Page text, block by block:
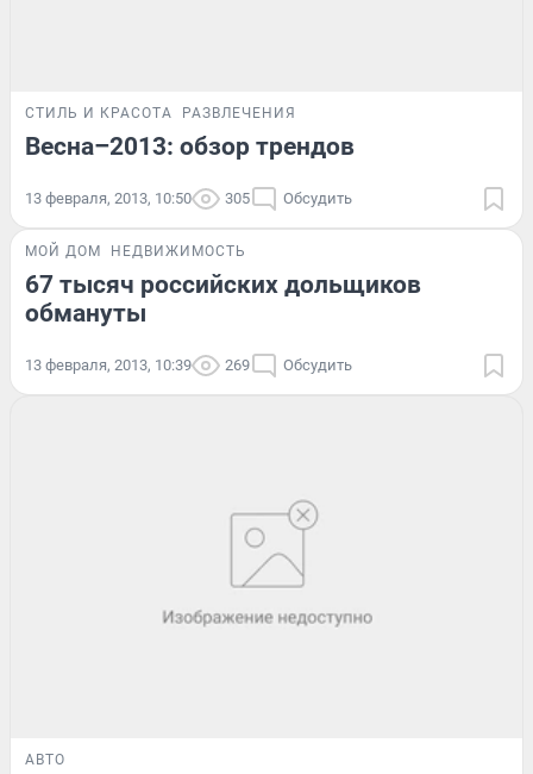
СТИЛЬ И КРАСОТА РАЗВЛЕЧЕНИЯ
Весна–2013: обзор трендов
13 февраля, 2013, 10:50 305 Обсудить
МОЙ ДОМ НЕДВИЖИМОСТЬ
67 тысяч российских дольщиков
обмануты
13 февраля, 2013, 10:39 269 Обсудить
АВТО